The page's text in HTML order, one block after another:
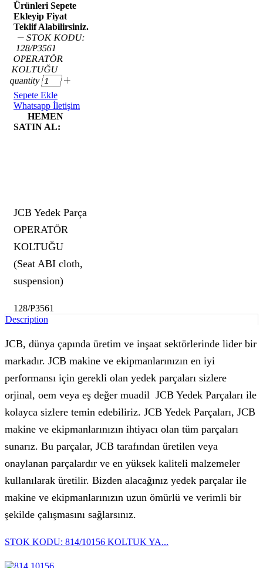
Ürünleri Sepete
Ekleyip Fiyat
Teklif Alabilirsiniz.
STOK KODU:
128/P3561
OPERATÖR
KOLTUĞU
quantity
Sepete Ekle
Whatsapp İletişim
HEMEN
SATIN AL:
JCB Yedek Parça
OPERATÖR
KOLTUĞU
(Seat ABI cloth,
suspension)
128/P3561
Description
JCB, dünya çapında üretim ve inşaat sektörlerinde lider bir
markadır. JCB makine ve ekipmanlarınızın en iyi
performansı için gerekli olan yedek parçaları sizlere
orjinal, oem veya eş değer muadil JCB Yedek Parçaları ile
kolayca sizlere temin edebiliriz. JCB Yedek Parçaları, JCB
makine ve ekipmanlarınızın ihtiyacı olan tüm parçaları
sunarız. Bu parçalar, JCB tarafından üretilen veya
onaylanan parçalardır ve en yüksek kaliteli malzemeler
kullanılarak üretilir. Bizden alacağınız yedek parçalar ile
makine ve ekipmanlarınızın uzun ömürlü ve verimli bir
şekilde çalışmasını sağlarsınız.
STOK KODU: 814/10156 KOLTUK YA...